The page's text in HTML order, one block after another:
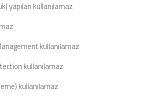
yapıları kullanılamaz
kullanılamaz
kullanılamaz
kullanılamaz